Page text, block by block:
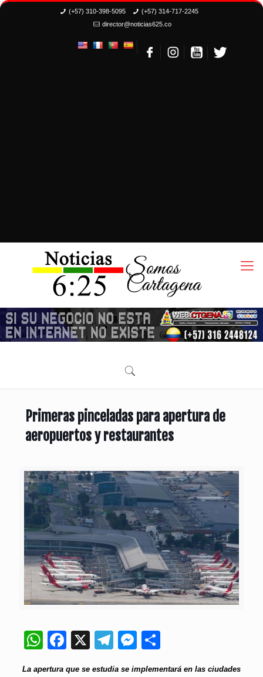
(+57) 310-398-5095
(+57) 314-717-2245
director@noticias625.co
Primeras pinceladas para apertura de
aeropuertos y restaurantes
WhatsApp
Facebook
X Telegram
Messenger
La apertura que se estudia se implementará en las ciudades